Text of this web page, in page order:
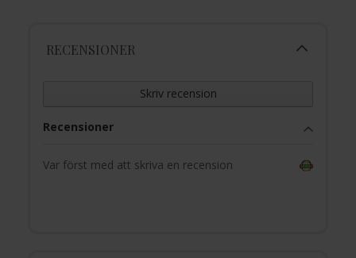
RECENSIONER
Skriv recension
Recensioner
Var först med att skriva en recension